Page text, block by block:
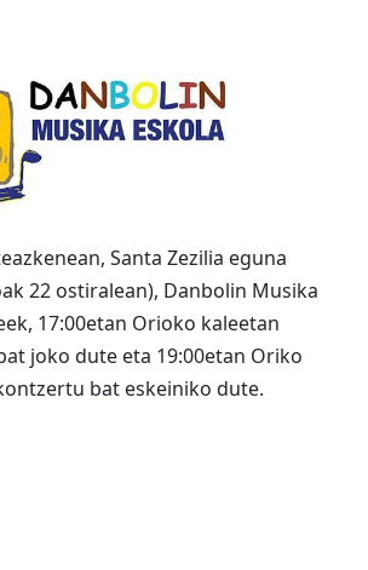
Santa Zezilia eguna
22 ostiralean), Danbolin Musika
17:00etan Orioko kaleetan
joko dute eta 19:00etan Oriko
bat eskeiniko dute.